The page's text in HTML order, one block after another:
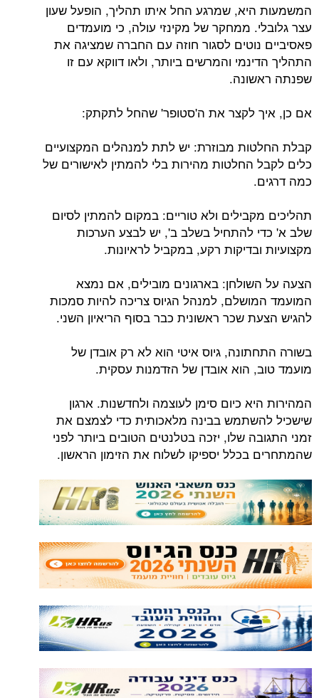
המשמעות היא, שמרגע החל איתו תהליך, הופעל שעון
עצר גלובלי. ממחקר של מקינזי עולה, כי מועמדים
פאסיביים נוטים לסגור חוזה עם החברה שמציגה את
התהליך הדינמי והמרשים ביותר, ולאו דווקא עם זו
שפנתה ראשונה.
אם כן, איך לקצר את ה'סטופר' שהחל לתקתק:
קבלת החלטות מבוזרת: יש לתת למנהלים המקצועיים
כלים לקבל החלטות מהירות בלי להמתין לאישורים של
כמה דרגים.
תהליכים מקבילים ולא טוריים: במקום להמתין לסיום
שלב א' כדי להתחיל בשלב ב', יש לבצע הערכות
מקצועיות ובדיקות רקע, במקביל לראיונות.
הצעה על השולחן: בארגונים מובילים, אם נמצא
המועמד המושלם, למנהל הגיוס צריכה להיות סמכות
להגיש הצעת שכר ראשונית כבר בסוף הריאיון השני.
בשורה התחתונה, גיוס איטי הוא לא רק אובדן של
מועמד טוב, הוא אובדן של הזדמנות עסקית.
המהירות היא כיום סימן לעוצמה ולחדשנות. ארגון
שישכיל להשתמש בבינה מלאכותית כדי לצמצם את
זמני התגובה שלו, יזכה בטלנטים הטובים ביותר לפני
שהמתחרים בכלל יספיקו לשלוח את הזימון הראשון.